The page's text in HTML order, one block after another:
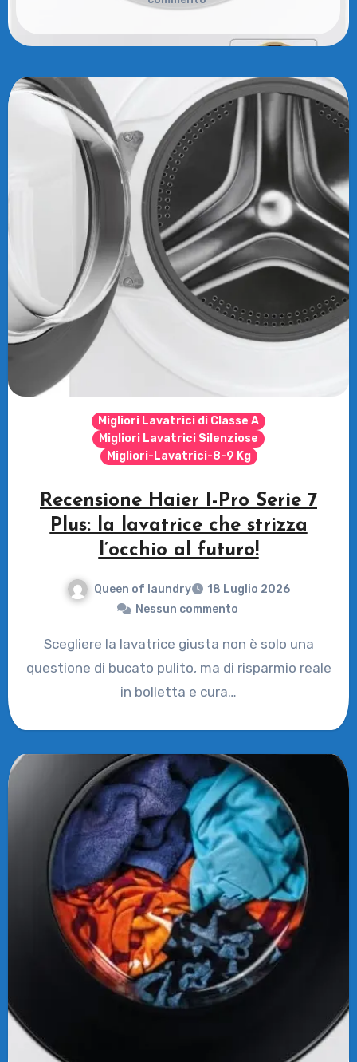
Migliori Lavatrici di Classe A
Migliori Lavatrici Silenziose
Migliori-Lavatrici-8-9 Kg
Recensione Haier I-Pro Serie 7
Plus: la lavatrice che strizza
l’occhio al futuro!
Queen of laundry
18 Luglio 2026
Nessun commento
Scegliere la lavatrice giusta non è solo una
questione di bucato pulito, ma di risparmio reale
in bolletta e cura…